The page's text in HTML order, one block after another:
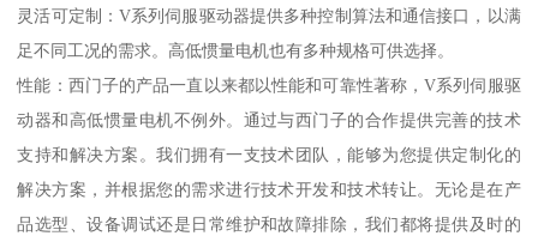
灵活可定制：V系列伺服驱动器提供多种控制算法和通信接口，以满
足不同工况的需求。高低惯量电机也有多种规格可供选择。
性能：西门子的产品一直以来都以性能和可靠性著称，V系列伺服驱
动器和高低惯量电机不例外。通过与西门子的合作提供完善的技术
支持和解决方案。我们拥有一支技术团队，能够为您提供定制化的
解决方案，并根据您的需求进行技术开发和技术转让。无论是在产
品选型、设备调试还是日常维护和故障排除，我们都将提供及时的